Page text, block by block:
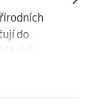
do
také